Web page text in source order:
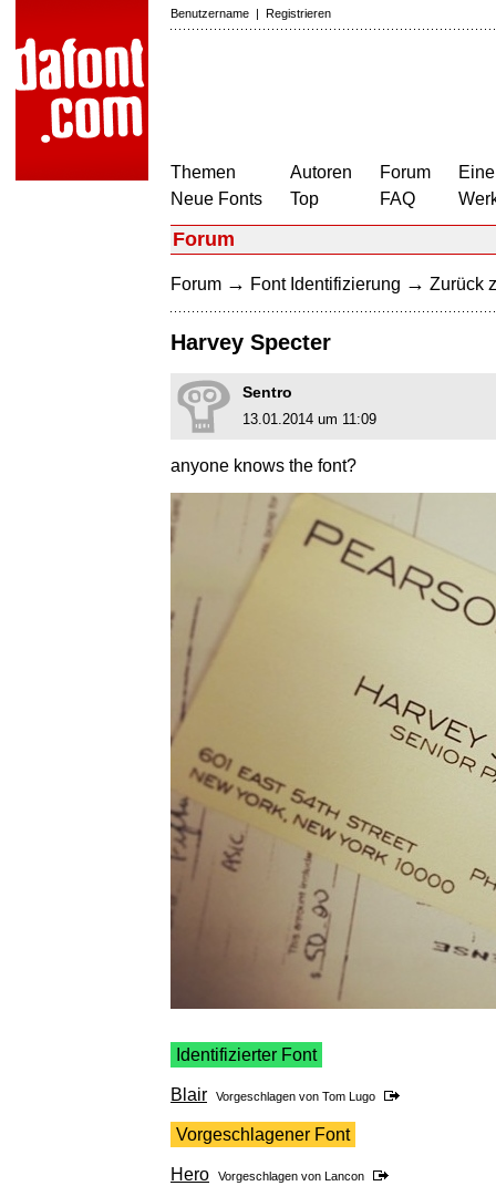
Benutzername | Registrieren
Themen
Neue Fonts
Autoren
Top
Forum
FAQ
Forum
Forum → Font Identifizierung → Zurück
Harvey Specter
Sentro
13.01.2014 um 11:09
anyone knows the font?
Identifizierter Font
Blair Vorgeschlagen von Tom Lugo
Vorgeschlagener Font
Hero Vorgeschlagen von Lancon